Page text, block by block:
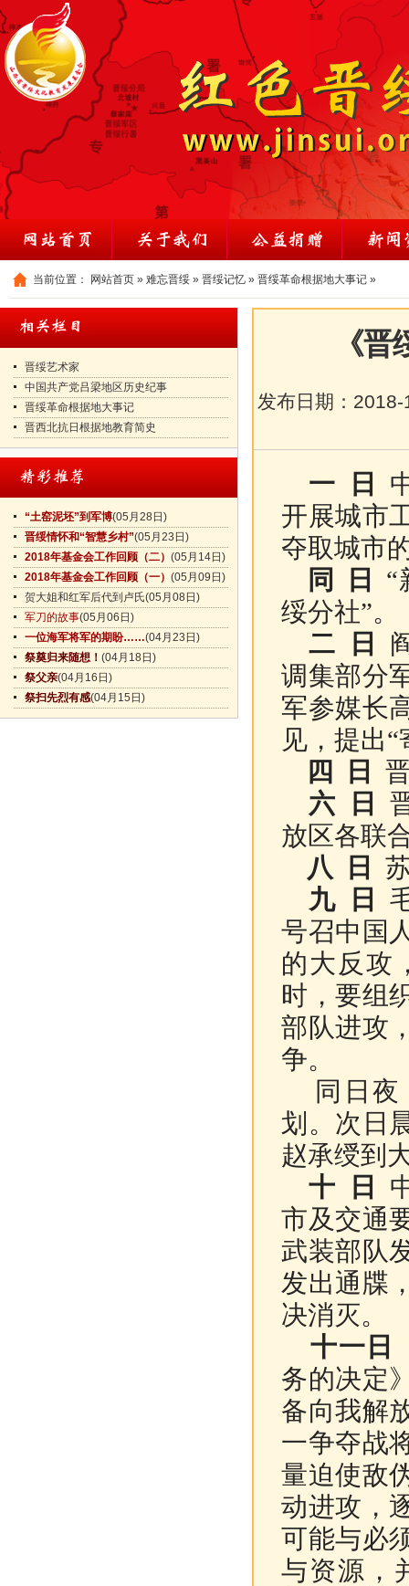
当前位置： 网站首页 » 难忘晋绥 » 晋绥记忆 » 晋绥革命根据地大事记 »
晋绥艺术家
中国共产党吕梁地区历史纪事
晋绥革命根据地大事记
晋西北抗日根据地教育简史
“土窑泥坯”到军博(05月28日)
晋绥情怀和“智慧乡村”(05月23日)
2018年基金会工作回顾（二） (05月14日)
2018年基金会工作回顾（一） (05月09日)
贺大姐和红军后代到卢氏(05月08日)
军刀的故事(05月06日)
一位海军将军的期盼……(04月23日)
祭奠归来随想！ (04月18日)
祭父亲(04月16日)
祭扫先烈有感(04月15日)
《
发布日期： 2018-
一 日
开展城市
夺取城市
同 日
“
绥分社”。
二 日
调集部分
军参媒长
见，提出
四 日
六 日
放区各联
八 日
九 日
号召中国
的大反攻
时，要组
部队进攻
争。
同日夜
划。次日
赵承绶到
十 日
市及交通
武装部队
发出通牒
决消灭。
十一日
务的决定
备向我解
一争夺战
量迫使敌
动进攻，
可能与必
与资源，